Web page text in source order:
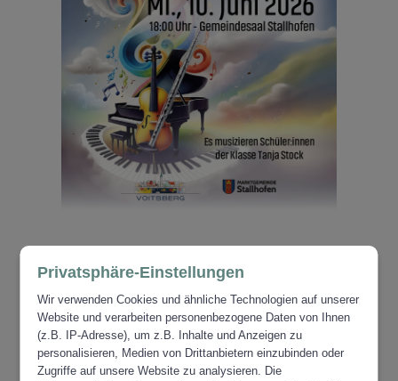
ZUR ÜBERSICHT VERANSTALTUNGEN
Privatsphäre-Einstellungen
Wir verwenden Cookies und ähnliche Technologien auf unserer
Website und verarbeiten personenbezogene Daten von Ihnen
(z.B. IP-Adresse), um z.B. Inhalte und Anzeigen zu
personalisieren, Medien von Drittanbietern einzubinden oder
Zugriffe auf unsere Website zu analysieren. Die